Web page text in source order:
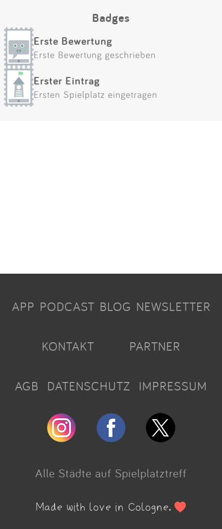
Badges
Erste Bewertung
Erste Bewertung geschrieben
Erster Eintrag
Ersten Spielplatz eingetragen
APP PODCAST BLOG NEWSLETTER
KONTAKT PARTNER
AGB DATENSCHUTZ IMPRESSUM
Alle Städte auf Spielplatztreff
Made with love in Cologne.